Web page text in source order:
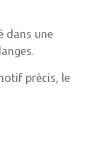
dans une
précis, le